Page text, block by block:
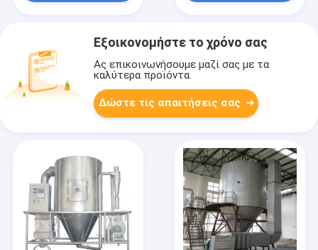
Εξοικονομήστε το χρόνο σας
Ας επικοινωνήσουμε μαζί σας με τα
καλύτερα προϊόντα.
Δώστε τις απαιτήσεις σας